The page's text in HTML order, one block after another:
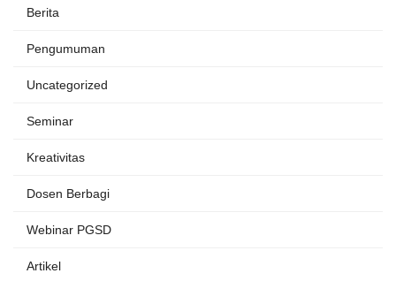
Berita
Pengumuman
Uncategorized
Seminar
Kreativitas
Dosen Berbagi
Webinar PGSD
Artikel